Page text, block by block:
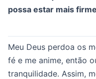
possa estar mais
Meu Deus perdoa os
fé e me anime, então
tranquilidade. Assim,